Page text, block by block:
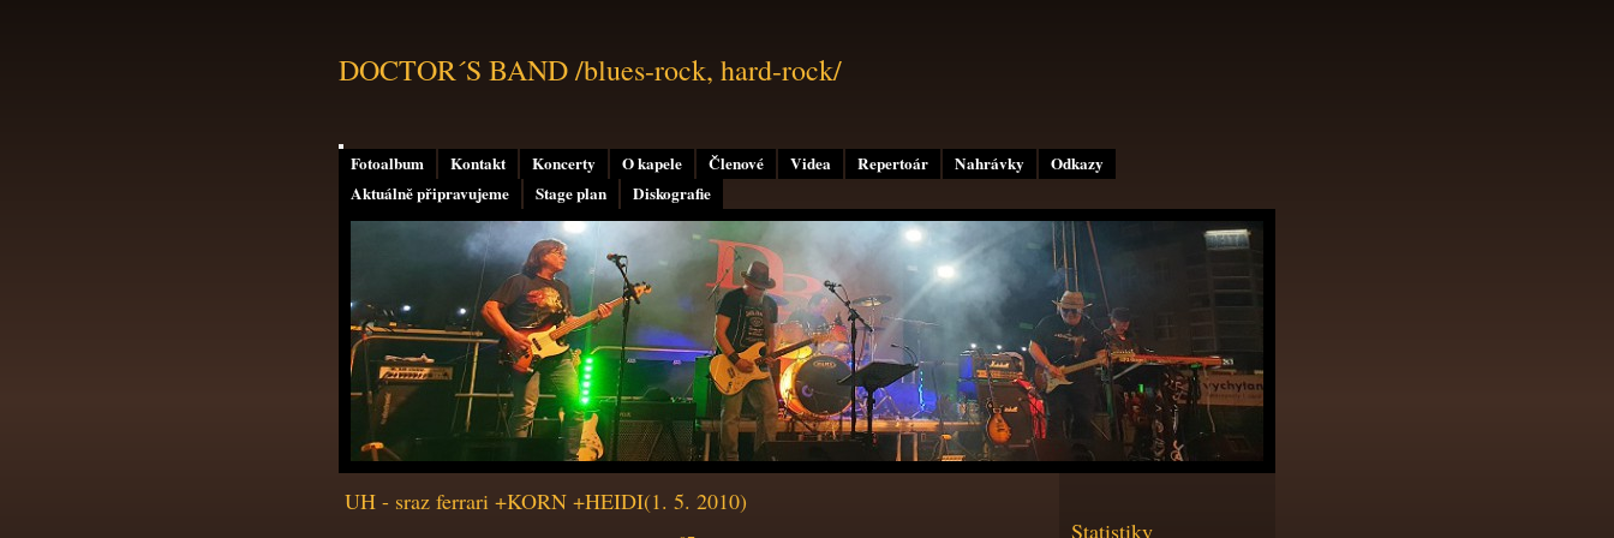
Fotoalbum Kontakt Koncerty O kapele Členové Videa Repertoár Nahrávky
Odkazy
Aktuálně připravujeme
Stage plan Diskografie
DOCTOR´S BAND /blues-rock, hard-rock/
UH - sraz ferrari +KORN +HEIDI(1. 5. 2010)
Statistiky